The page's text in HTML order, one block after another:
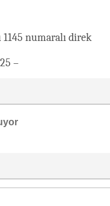
numaralı direk
–